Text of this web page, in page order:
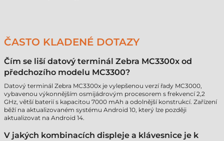
ČASTO KLADENÉ DOTAZY
Čím se liší datový terminál Zebra MC3300x od
předchozího modelu MC3300?
Datový terminál Zebra MC3300x je vylepšenou verzí řady MC3000,
vybavenou výkonnějším osmijádrovým procesorem s frekvencí 2,2
GHz, větší baterií s kapacitou 7000 mAh a odolnější konstrukcí. Zařízení
běží na aktualizovaném systému Android 10, který lze později
aktualizovat na Android 14.
V jakých kombinacích displeje a klávesnice je k